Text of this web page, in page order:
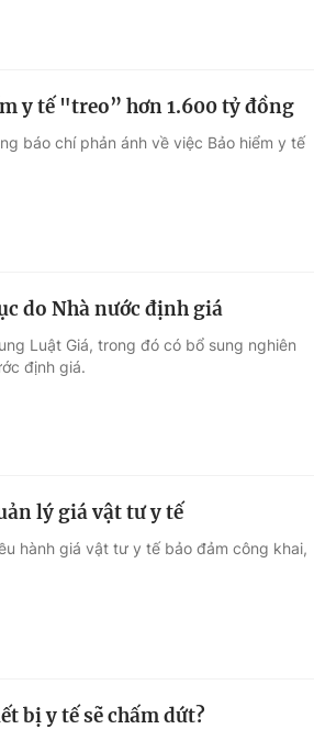
y tế "treo” hơn 1.600 tỷ đồng
báo chí phản ánh về việc Bảo hiểm y tế
do Nhà nước định giá
Luật Giá, trong đó có bổ sung nghiên
định giá.
lý giá vật tư y tế
hành giá vật tư y tế bảo đảm công khai,
bị y tế sẽ chấm dứt?